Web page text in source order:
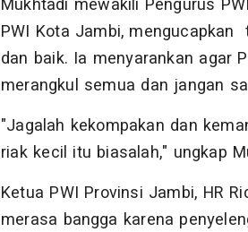
PWI Kota Jambi,
dan baik. Ia menyarankan agar
merangkul semua dan jangan
"Jagalah kekompakan dan
riak kecil itu biasalah," ungkap
Ketua PWI Provinsi Jambi, HR
merasa bangga karena